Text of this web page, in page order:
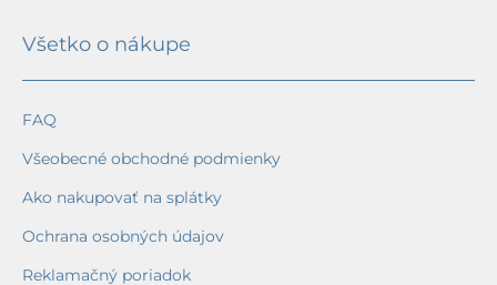
Všetko o nákupe
FAQ
Všeobecné obchodné podmienky
Ako nakupovať na splátky
Ochrana osobných údajov
Reklamačný poriadok